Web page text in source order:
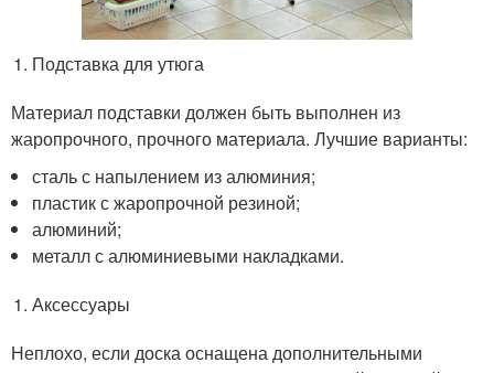
Подставка для утюга
Материал подставки должен быть выполнен из
жаропрочного, прочного материала. Лучшие варианты:
сталь с напылением из алюминия;
пластик с жаропрочной резиной;
алюминий;
металл с алюминиевыми накладками.
Аксессуары
Неплохо, если доска оснащена дополнительными